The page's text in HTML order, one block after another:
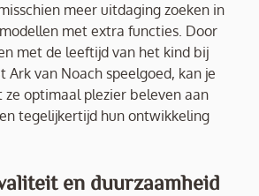
meer uitdaging zoeken in
met extra functies. Door
met de leeftijd van het kind bij
Ark van Noach speelgoed, kan je
ze optimaal plezier beleven aan
tegelijkertijd hun ontwikkeling
en duurzaamheid